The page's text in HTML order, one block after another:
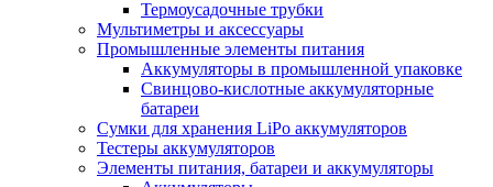
Термоусадочные трубки
Мультиметры и аксессуары
Промышленные элементы питания
Аккумуляторы в промышленной упаковке
Свинцово-кислотные аккумуляторные
батареи
Сумки для хранения LiPo аккумуляторов
Тестеры аккумуляторов
Элементы питания, батареи и аккумуляторы